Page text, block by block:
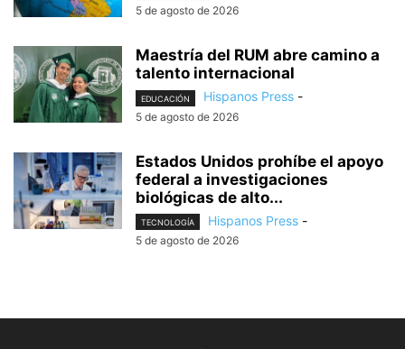
5 de agosto de 2026
Maestría del RUM abre camino a
talento internacional
EDUCACIÓN Hispanos Press -
5 de agosto de 2026
Estados Unidos prohíbe el apoyo
federal a investigaciones
biológicas de alto...
TECNOLOGÍA Hispanos Press -
5 de agosto de 2026